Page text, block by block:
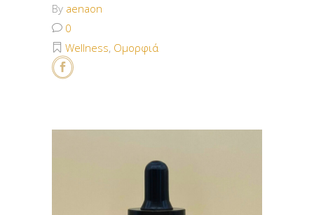
By aenaon
0
Wellness, Ομορφιά